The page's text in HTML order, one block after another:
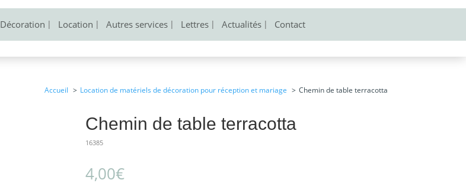
Décoration Location Autres services Lettres Actualités Contact
Accueil Location de matériels de décoration pour réception et mariage Chemin de table terracotta
Chemin de table terracotta
16385
4,00€